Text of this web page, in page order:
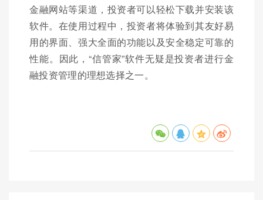
金融网站等渠道，投资者可以轻松下载并安装该
软件。在使用过程中，投资者将体验到其友好易
用的界面、强大全面的功能以及安全稳定可靠的
性能。因此，“信管家”软件无疑是投资者进行金
融投资管理的理想选择之一。